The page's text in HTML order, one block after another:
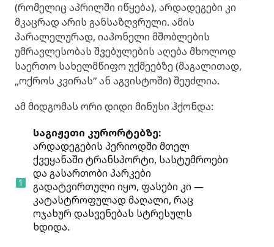
(რომელიც აპრილში იწყება), არდადეგები კი
მკაცრად არის განსაზღვრული. ამის
პარალელურად, იაპონელი მშობლების
უმრავლესობას შვებულების აღება მხოლოდ
საერთო სახელმწიფო უქმეებზე (მაგალითად,
„ოქროს კვირას“ ან აგვისტოში) შეუძლია.
ამ მიდგომას ორი დიდი მინუსი ჰქონდა:
საგიჟეთი კურორტებზე:
არდადეგების პერიოდში მთელ
ქვეყანაში ტრანსპორტი, სასტუმროები
და გასართობი პარკები
გადატვირთული იყო, ფასები კი —
კატასტროფულად მაღალი, რაც
ოჯახურ დასვენებას სტრესულს
ხდიდა.